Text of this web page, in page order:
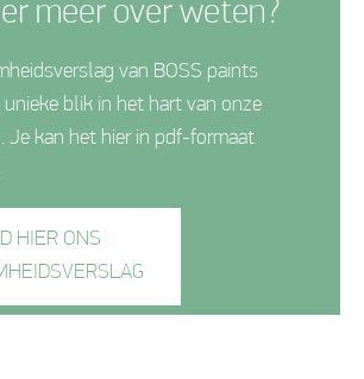
meer over weten?
van BOSS paints
blik in het hart van onze
Je kan het hier in pdf-formaat
HIER ONS